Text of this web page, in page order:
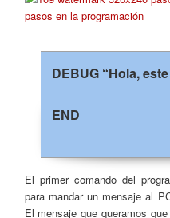
DEBUG “Hola,
END
El primer comando del
para mandar un mensaje al
El mensaje que queramos